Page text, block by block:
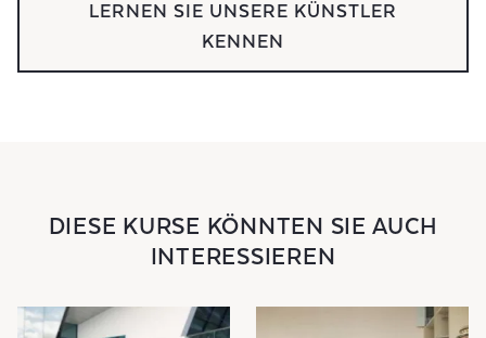
LERNEN SIE UNSERE KÜNSTLER
KENNEN
DIESE KURSE KÖNNTEN SIE AUCH
INTERESSIEREN